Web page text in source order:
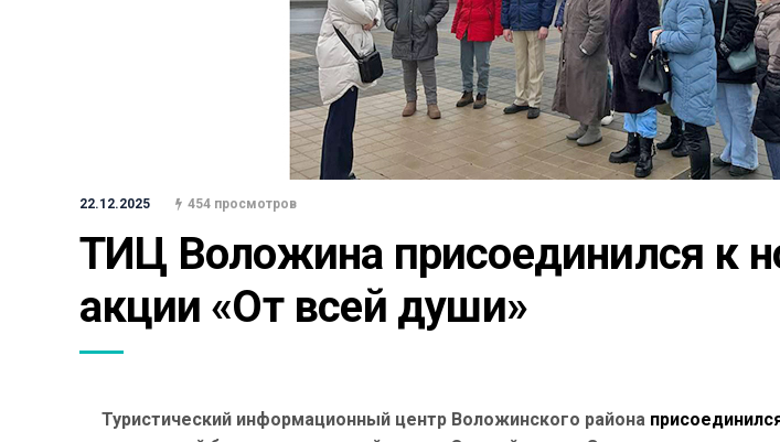
22.12.2025 454 просмотров
ТИЦ Воложина присоединился к
акции «От всей души»
Туристический информационный центр Воложинского района